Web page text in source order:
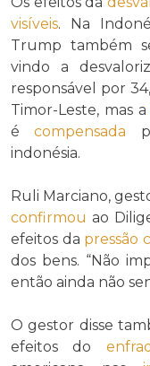
visíveis. Na
Trump também
vindo a
responsável por
Timor-Leste, mas a
écompensada
indonésia.
Ruli Marciano,
confirmou ao
efeitos da pressão
dos bens. “Não
então ainda não
O gestor disse
efeitos do